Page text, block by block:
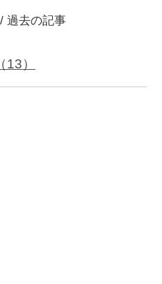
/ 過去の記事
）